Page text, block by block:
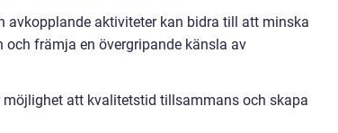
avkopplande aktiviteter kan bidra till att minska
främja en övergripande känsla av
att kvalitetstid tillsammans och skapa